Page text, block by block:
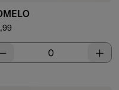
de venta